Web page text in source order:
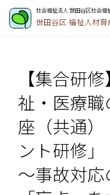
社会福祉法人 世田谷区社会福
世田谷区 福祉人材育
【集合研
祉・医療
座（共通
ント研修」
～事故対